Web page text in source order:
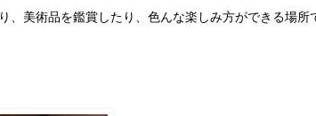
、美術品を鑑賞したり、色んな楽しみ方ができる場所